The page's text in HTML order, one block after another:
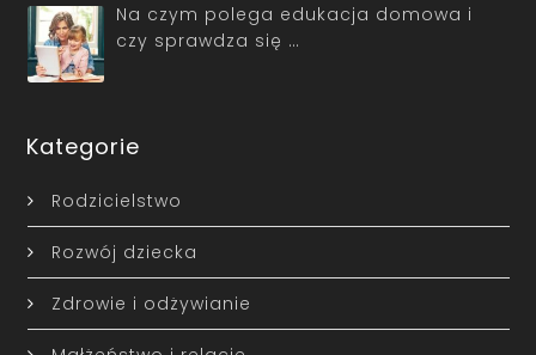
Na czym polega edukacja domowa i
czy sprawdza się …
Kategorie
Rodzicielstwo
Rozwój dziecka
Zdrowie i odżywianie